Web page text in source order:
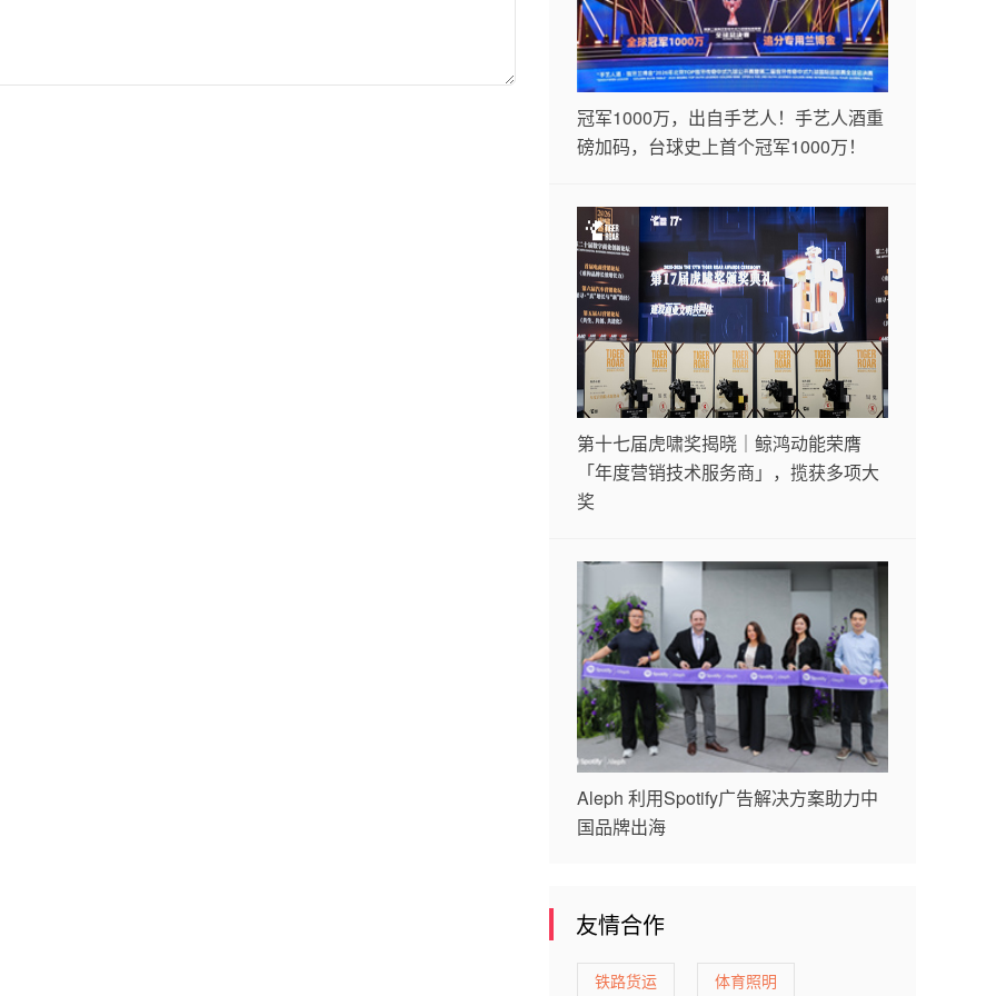
冠军1000万，出自手艺人！手艺人酒重
磅加码，台球史上首个冠军1000万！
第十七届虎啸奖揭晓｜鲸鸿动能荣膺
「年度营销技术服务商」，揽获多项大
奖
Aleph 利用Spotify广告解决方案助力中
国品牌出海
友情合作
铁路货运 体育照明